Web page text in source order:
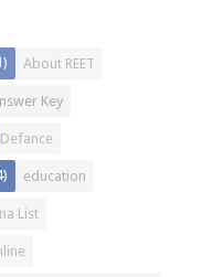
About REET
Key
Defance
education
List